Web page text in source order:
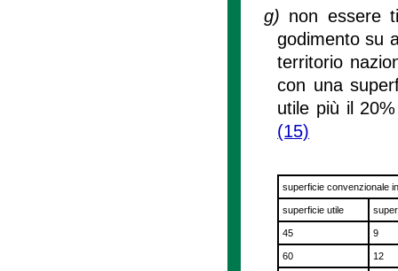
g) non essere
godimento su
territorio
con una
utile più il
(15)
superficie convenzionale
superficie utile
45 9
60 12